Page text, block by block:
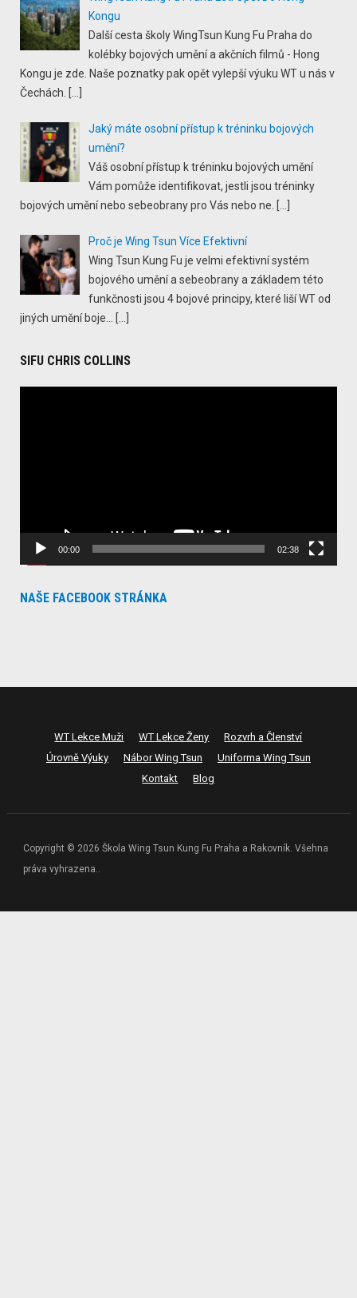
Kongu
Další cesta školy WingTsun Kung Fu Praha do
kolébky bojových umění a akčních filmů - Hong
Kongu je zde. Naše poznatky pak opět vylepší výuku WT u nás v
Čechách.
Jaký máte osobní přístup k tréninku bojových
umění?
Váš osobní přístup k tréninku bojových umění
Vám pomůže identifikovat, jestli jsou tréninky
bojových umění nebo sebeobrany pro Vás nebo ne.
Proč je Wing Tsun Více Efektivní
Wing Tsun Kung Fu je velmi efektivní systém
bojového umění a sebeobrany a základem této
funkčnosti jsou 4 bojové principy, které liší WT od
jiných umění boje...
SIFU CHRIS COLLINS
00:00 02:38
NAŠE FACEBOOK STRÁNKA
WT Lekce Muži WT Lekce Ženy
Rozvrh a Členství
Úrovně Výuky
Nábor Wing Tsun
Uniforma Wing Tsun
Kontakt
Blog
Copyright © 2026 Škola Wing Tsun Kung Fu Praha a Rakovník. Všehna
práva vyhrazena..